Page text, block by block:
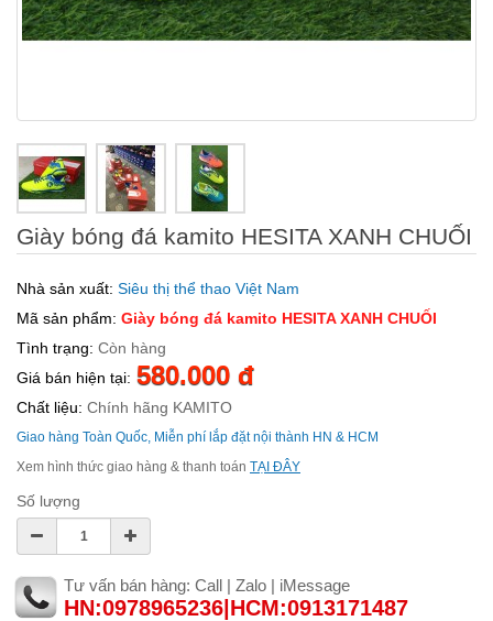
Giày bóng đá kamito HESITA XANH CHUỐI
Nhà sản xuất: Siêu thị thể thao Việt Nam
Mã sản phẩm: Giày bóng đá kamito HESITA XANH CHUỐI
Tình trạng: Còn hàng
Giá bán hiện tại: 580.000 đ
Chất liệu: Chính hãng KAMITO
Giao hàng Toàn Quốc, Miễn phí lắp đặt nội thành HN & HCM
Xem hình thức giao hàng & thanh toán TẠI ĐÂY
Số lượng
Tư vấn bán hàng: Call | Zalo | iMessage
HN:0978965236|HCM:0913171487